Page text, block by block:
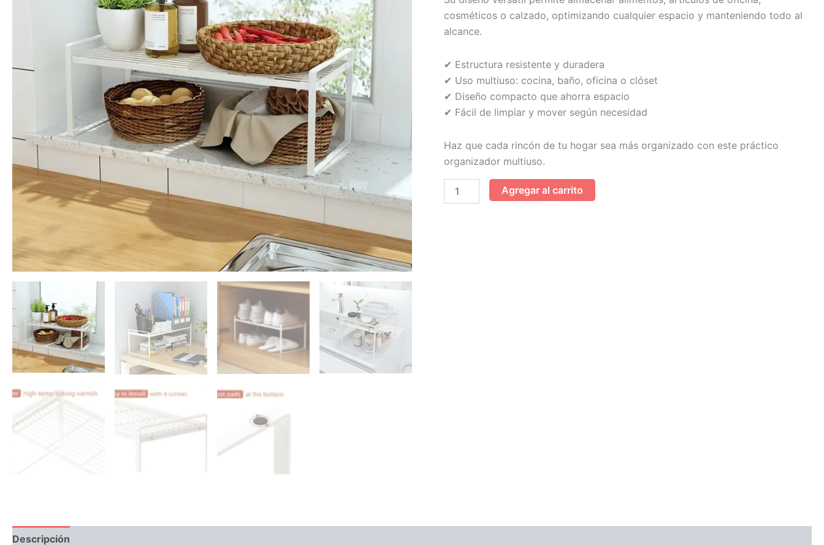
cosméticos o calzado, optimizando cualquier espacio y manteniendo todo al
alcance.
✔ Estructura resistente y duradera
✔ Uso multiuso: cocina, baño, oficina o clóset
✔ Diseño compacto que ahorra espacio
✔ Fácil de limpiar y mover según necesidad
Haz que cada rincón de tu hogar sea más organizado con este práctico
organizador multiuso.
Agregar al carrito
Descripción